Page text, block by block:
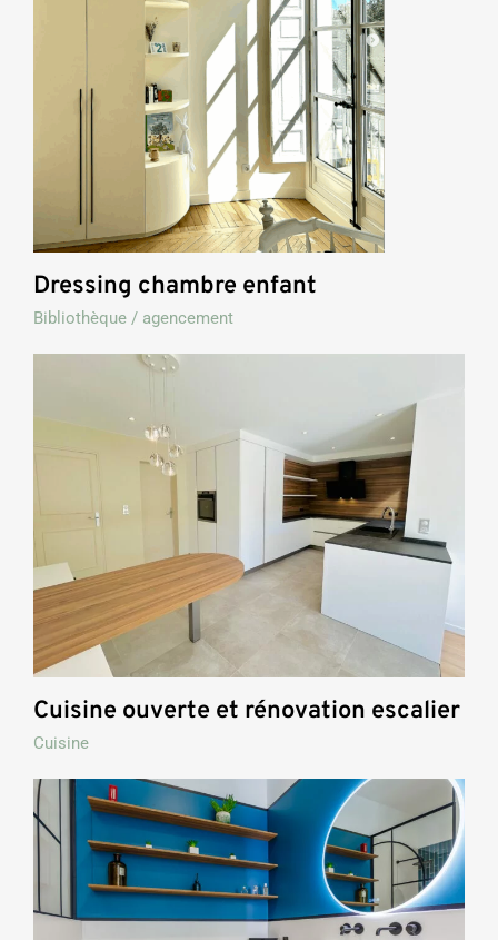
Dressing chambre enfant
Bibliothèque / agencement
Cuisine ouverte et rénovation escalier
Cuisine